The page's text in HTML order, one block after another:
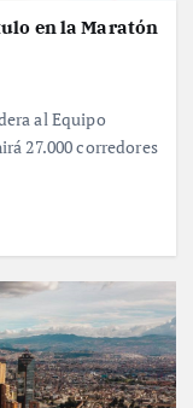
en la Maratón
al Equipo
27.000 corredores